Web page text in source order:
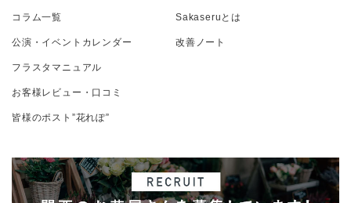
コラム一覧
公演・イベントカレンダー
フラスタマニュアル
お客様レビュー・口コミ
皆様のポスト”花れぽ”
Sakaseruとは
改善ノート